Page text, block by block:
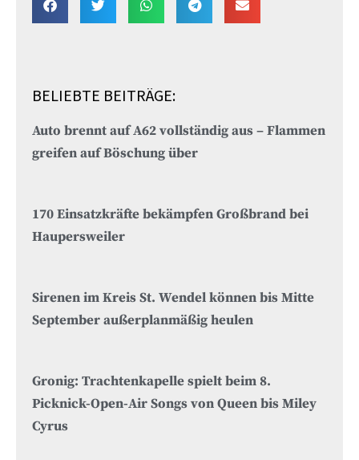
BELIEBTE BEITRÄGE:
Auto brennt auf A62 vollständig aus – Flammen
greifen auf Böschung über
170 Einsatzkräfte bekämpfen Großbrand bei
Haupersweiler
Sirenen im Kreis St. Wendel können bis Mitte
September außerplanmäßig heulen
Gronig: Trachtenkapelle spielt beim 8.
Picknick-Open-Air Songs von Queen bis Miley
Cyrus